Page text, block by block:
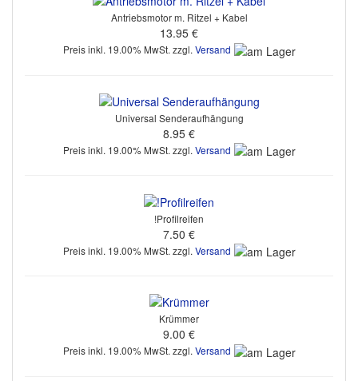
Antriebsmotor m. Ritzel + Kabel
13.95 €
Preis inkl. 19.00% MwSt. zzgl.Versand
Universal Senderaufhängung
8.95 €
Preis inkl. 19.00% MwSt. zzgl. Versand
!Profilreifen
7.50 €
Preis inkl. 19.00% MwSt. zzgl. Versand
Krümmer
9.00 €
Preis inkl. 19.00% MwSt. zzgl. Versand